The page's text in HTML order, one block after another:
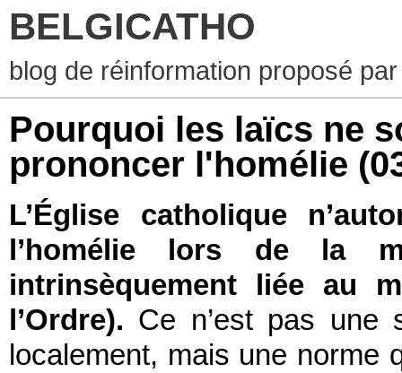
BELGICATHO
blog de réinformation proposé
Pourquoi les laïcs ne
prononcer l'homélie
L’Église catholique
l’homélie lors de la
intrinsèquement liée au
l’Ordre). Ce n’est pas une
localement, mais une norme